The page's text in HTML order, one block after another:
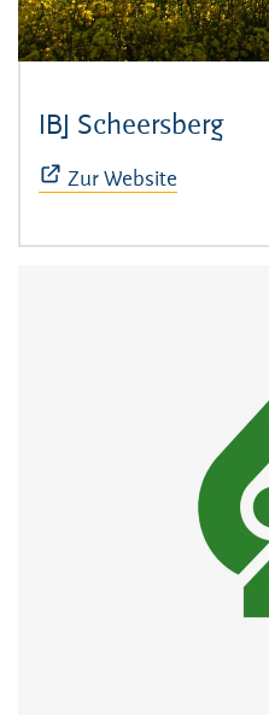
IBJ Scheersberg
Zur Website